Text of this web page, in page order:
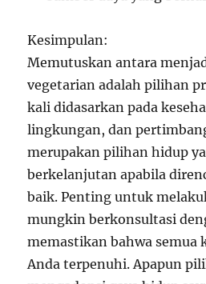
Kesimpulan:
Memutuskan antara
vegetarian adalah pilihan
kali didasarkan pada
lingkungan, dan
merupakan pilihan hidup
berkelanjutan apabila
baik. Penting untuk
mungkin berkonsultasi
memastikan bahwa semua
Anda terpenuhi. Apapun